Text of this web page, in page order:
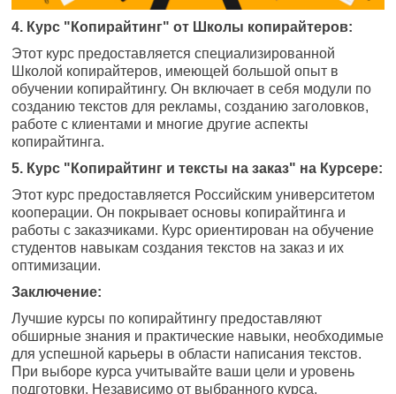
4. Курс "Копирайтинг" от Школы копирайтеров:
Этот курс предоставляется специализированной
Школой копирайтеров, имеющей большой опыт в
обучении копирайтингу. Он включает в себя модули по
созданию текстов для рекламы, созданию заголовков,
работе с клиентами и многие другие аспекты
копирайтинга.
5. Курс "Копирайтинг и тексты на заказ" на Курсере:
Этот курс предоставляется Российским университетом
кооперации. Он покрывает основы копирайтинга и
работы с заказчиками. Курс ориентирован на обучение
студентов навыкам создания текстов на заказ и их
оптимизации.
Заключение:
Лучшие курсы по копирайтингу предоставляют
обширные знания и практические навыки, необходимые
для успешной карьеры в области написания текстов.
При выборе курса учитывайте ваши цели и уровень
подготовки. Независимо от выбранного курса,